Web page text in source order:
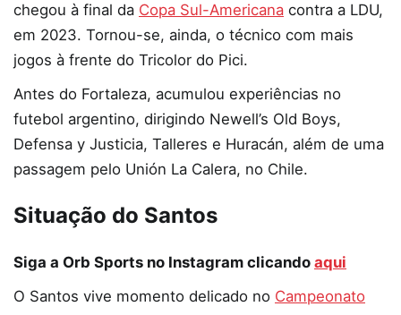
chegou à final da Copa Sul-Americana contra a LDU,
em 2023. Tornou-se, ainda, o técnico com mais
jogos à frente do Tricolor do Pici.
Antes do Fortaleza, acumulou experiências no
futebol argentino, dirigindo Newell’s Old Boys,
Defensa y Justicia, Talleres e Huracán, além de uma
passagem pelo Unión La Calera, no Chile.
Situação do Santos
Siga a Orb Sports no Instagram clicando aqui
O Santos vive momento delicado no Campeonato